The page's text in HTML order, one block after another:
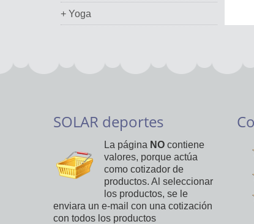
+ Yoga
SOLAR deportes
La página NO contiene
valores, porque actúa
como cotizador de
productos. Al seleccionar
los productos, se le
enviara un e-mail con una cotización
con todos los productos